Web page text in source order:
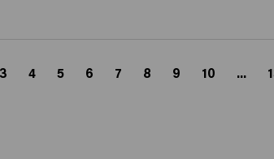
3 4 5 6 7 8 9 10 ...